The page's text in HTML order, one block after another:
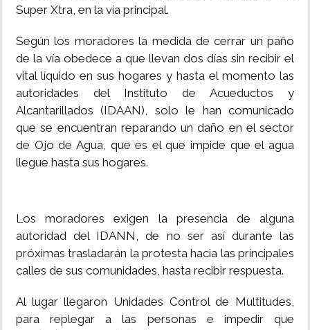
MULTIMEDIA
IMPRESO
Super Xtra, en la vía principal.
Según los moradores la medida de cerrar un paño
de la vía obedece a que llevan dos días sin recibir el
vital líquido en sus hogares y hasta el momento las
autoridades del Instituto de Acueductos y
Alcantarillados (IDAAN), solo le han comunicado
que se encuentran reparando un daño en el sector
de Ojo de Agua, que es el que impide que el agua
llegue hasta sus hogares.
Los moradores exigen la presencia de alguna
autoridad del IDANN, de no ser así durante las
próximas trasladarán la protesta hacia las principales
calles de sus comunidades, hasta recibir respuesta.
Al lugar llegaron Unidades Control de Multitudes,
para replegar a las personas e impedir que